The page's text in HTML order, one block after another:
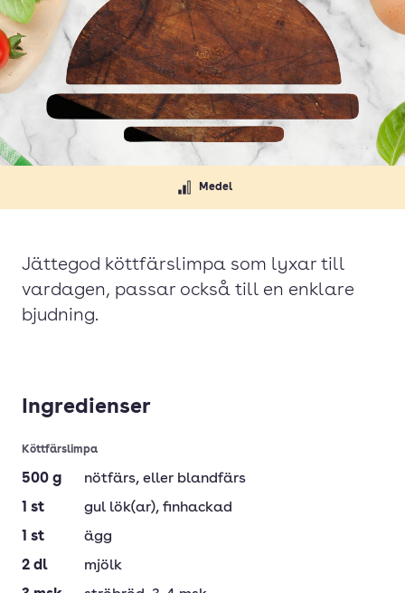
Medel
Jättegod köttfärslimpa som lyxar till
vardagen, passar också till en enklare
bjudning.
Ingredienser
Köttfärslimpa
500 g nötfärs, eller blandfärs
1 st gul lök(ar), finhackad
1 st
ägg
2 dl
mjölk